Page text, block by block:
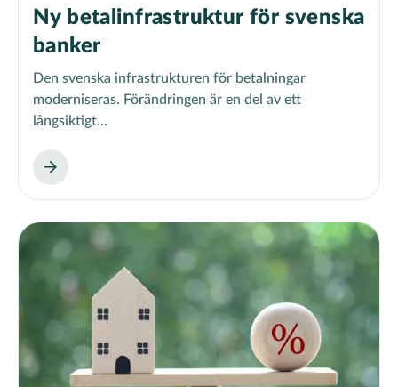
Ny betalinfrastruktur för svenska
banker
Den svenska infrastrukturen för betalningar
moderniseras. Förändringen är en del av ett
långsiktigt...